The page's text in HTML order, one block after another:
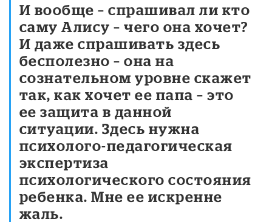
И вообще – спрашивал ли кто
саму Алису – чего она хочет?
И даже спрашивать здесь
бесполезно – она на
сознательном уровне скажет
так, как хочет ее папа – это
ее защита в данной
ситуации. Здесь нужна
психолого-педагогическая
экспертиза
психологического состояния
ребенка. Мне ее искренне
жаль.